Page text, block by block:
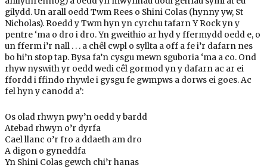
gilydd. Un arall oedd Twm Rees o Shini Colas (hynny yw, St
Nicholas). Roedd y Twm hyn yn cyrchu tafarn Y Rock yn y
pentre ‘ma o dro i dro. Yn gweithio ar hyd y ffermydd oedd e, o
un fferm i’r nall . . . a chêl cwpl o syllta a off a fe i’r dafarn nes
bo hi’n stop tap. Bysa fa’n cysgu mewn sguboria ‘ma a co. Ond
rhyw nyswith yr oedd wedi cêl gormod yn y dafarn ac ar ei
ffordd i ffindo rhywle i gysgu fe gwmpws a dorws ei goes. Ac
fel hyn y canodd a’:
Os olad rhwyn pwy’n oedd y bardd
Atebad rhwyn o’r dyrfa
Cael llanc o’r fro a ddaeth am dro
A digon o gyneddfa
Yn Shini Colas gewch chi’r hanas